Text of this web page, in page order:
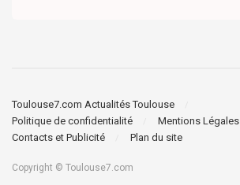
Toulouse7.com Actualités Toulouse
Politique de confidentialité
Mentions Légales
Contacts et Publicité
Plan du site
Copyright © Toulouse7.com